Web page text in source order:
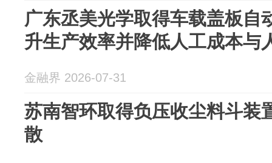
广东丞美光学取得车载盖板自
升生产效率并降低人工成本与
金融界 2026-07-31
苏南智环取得负压收尘料斗装
散